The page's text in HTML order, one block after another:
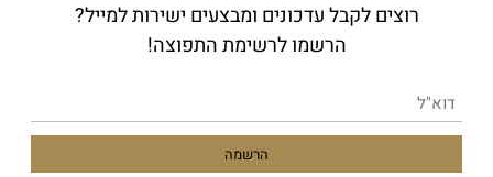
רוצים לקבל עדכונים ומבצעים ישירות למייל?
הרשמו לרשימת התפוצה!